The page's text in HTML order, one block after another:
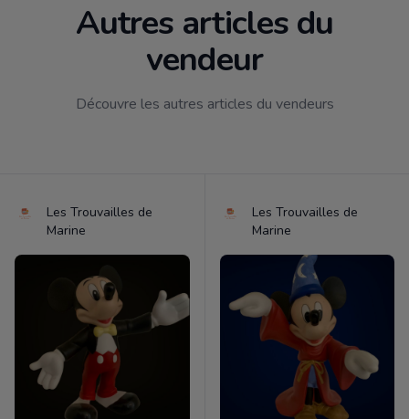
Autres articles du
vendeur
Découvre les autres articles du vendeurs
Les Trouvailles de
Marine
Les Trouvailles de
Marine